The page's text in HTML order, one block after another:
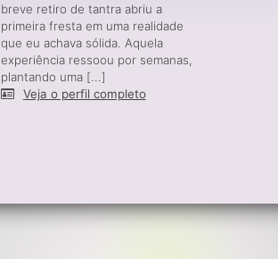
breve retiro de tantra abriu a
primeira fresta em uma realidade
que eu achava sólida. Aquela
experiência ressoou por semanas,
plantando uma [...]
Veja o perfil completo